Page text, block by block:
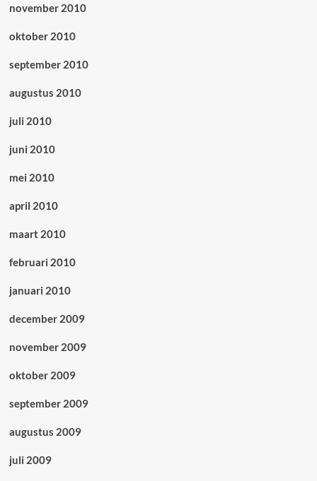
november 2010
oktober 2010
september 2010
augustus 2010
juli 2010
juni 2010
mei 2010
april 2010
maart 2010
februari 2010
januari 2010
december 2009
november 2009
oktober 2009
september 2009
augustus 2009
juli 2009